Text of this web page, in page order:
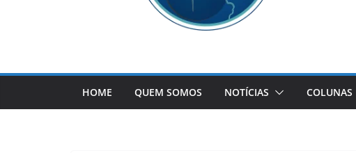
HOME QUEM SOMOS NOTÍCIAS COLUNAS